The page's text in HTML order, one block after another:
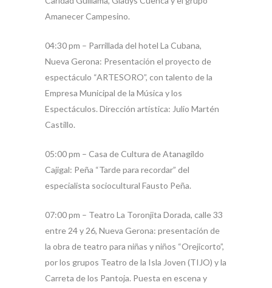
Amanecer Campesino.
04:30 pm – Parrillada del hotel La Cubana,
Nueva Gerona: Presentación el proyecto de
espectáculo “ARTESORO”, con talento de la
Empresa Municipal de la Música y los
Espectáculos. Dirección artística: Julio Martén
Castillo.
05:00 pm – Casa de Cultura de Atanagildo
Cajigal: Peña “Tarde para recordar” del
especialista sociocultural Fausto Peña.
07:00 pm – Teatro La Toronjita Dorada, calle 33
entre 24 y 26, Nueva Gerona: presentación de
la obra de teatro para niñas y niños “Orejicorto”,
por los grupos Teatro de la Isla Joven (TIJO) y la
Carreta de los Pantoja. Puesta en escena y